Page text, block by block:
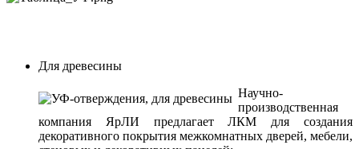
Для древесины
Научно-
производственная
компания ЯрЛИ предлагает ЛКМ для создания
декоративного покрытия межкомнатных дверей, мебели,